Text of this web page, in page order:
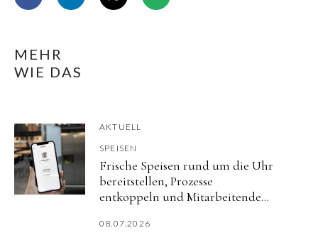
MEHR
WIE DAS
AKTUELL
SPEISEN
Frische Speisen rund um die Uhr
bereitstellen, Prozesse
entkoppeln und Mitarbeitende
08.07.2026